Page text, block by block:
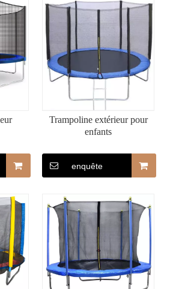
Trampoline extérieur pour
enfants
enquête